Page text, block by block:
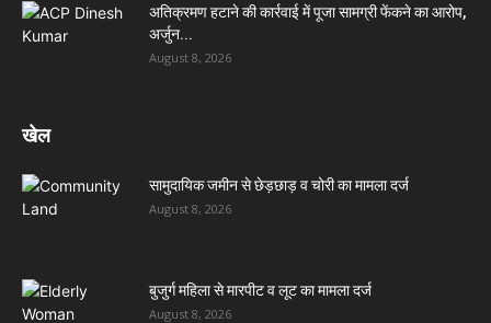
अतिक्रमण हटाने की कार्रवाई में पूजा सामग्री फेंकने का आरोप,
अर्जुन...
August 8, 2026
खेल
सामुदायिक जमीन से छेड़छाड़ व चोरी का मामला दर्ज
August 8, 2026
बुजुर्ग महिला से मारपीट व लूट का मामला दर्ज
August 8, 2026